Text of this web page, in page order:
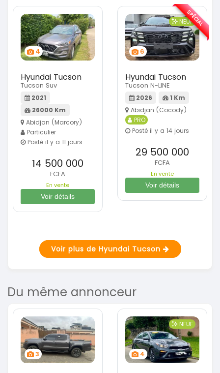
4
Hyundai Tucson
Tucson Suv
2021
26000 Km
Abidjan (Marcory)
Particulier
Posté il y a 11 jours
14 500 000
FCFA
En vente
Voir détails
6
NEUF
Hyundai Tucson
Tucson N-LINE
2026
1 Km
Abidjan (Cocody)
PRO
Posté il y a 14 jours
29 500 000
FCFA
En vente
Voir détails
SPÉCIAL
Voir plus de Hyundai Tucson
Du même annonceur
3 4
NEUF